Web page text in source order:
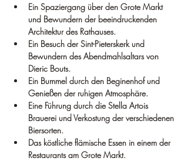
Ein Spaziergang über den Grote Markt
und Bewundern der beeindruckenden
Architektur des Rathauses.
Ein Besuch der Sint-Pieterskerk und
Bewundern des Abendmahlsaltars von
Dieric Bouts.
Ein Bummel durch den Beginenhof und
Genießen der ruhigen Atmosphäre.
Eine Führung durch die Stella Artois
Brauerei und Verkostung der verschiedenen
Biersorten.
Das köstliche flämische Essen in einem der
Restaurants am Grote Markt.